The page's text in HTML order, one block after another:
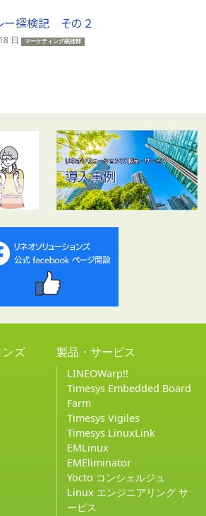
ー探検記 その ２
日 マーケティング統括部
ンズ 製品・サービス
LINEOWarp!!
Timesys Embedded Board
Farm
Timesys Vigiles
Timesys LinuxLink
EMLinux
EMEliminator
Yocto コンシェルジュ
Linux エンジニアリング サ
ービス